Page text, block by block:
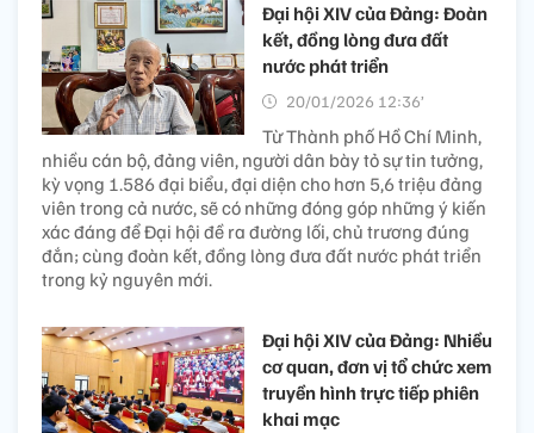
Đại hội XIV của Đảng: Đoàn
kết, đồng lòng đưa đất
nước phát triển
20/01/2026 12:36’
Từ Thành phố Hồ Chí Minh,
nhiều cán bộ, đảng viên, người dân bày tỏ sự tin tưởng,
kỳ vọng 1.586 đại biểu, đại diện cho hơn 5,6 triệu đảng
viên trong cả nước, sẽ có những đóng góp những ý kiến
xác đáng để Đại hội đề ra đường lối, chủ trương đúng
đắn; cùng đoàn kết, đồng lòng đưa đất nước phát triển
trong kỷ nguyên mới.
Đại hội XIV của Đảng: Nhiều
cơ quan, đơn vị tổ chức xem
truyền hình trực tiếp phiên
khai mạc